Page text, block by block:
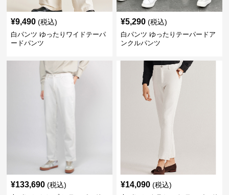
¥9,490 (税込)
白パンツ ゆったりワイドテーパ
ードパンツ
¥5,290 (税込)
白パンツ ゆったりテーパードア
ンクルパンツ
¥133,690 (税込) ¥14,090 (税込)